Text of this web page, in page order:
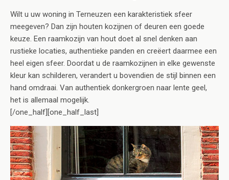
Wilt u uw woning in Terneuzen een karakteristiek sfeer
meegeven? Dan zijn houten kozijnen of deuren een goede
keuze. Een raamkozijn van hout doet al snel denken aan
rustieke locaties, authentieke panden en creëert daarmee een
heel eigen sfeer. Doordat u de raamkozijnen in elke gewenste
kleur kan schilderen, verandert u bovendien de stijl binnen een
hand omdraai. Van authentiek donkergroen naar lente geel,
het is allemaal mogelijk.
[/one_half][one_half_last]